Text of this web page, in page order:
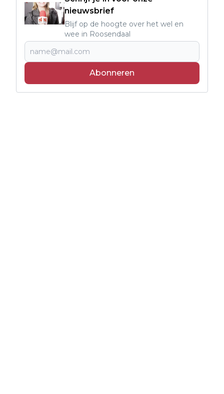
nieuwsbrief
Blijf op de hoogte over het wel en
wee in Roosendaal
Abonneren